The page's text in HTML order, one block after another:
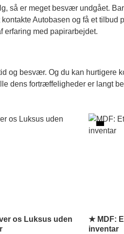
så er meget besvær undgået.
Autobasen og få et tilbud
erfaring med papirarbejdet.
og besvær. Og du kan hurtigere
dens fortræffeligheder er langt
os Luksus uden
★ MDF:
inventar